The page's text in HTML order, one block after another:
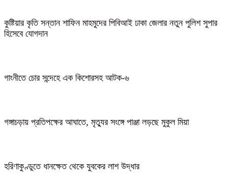
কুষ্টিয়ার কৃতি সন্তান শাফিন মাহমুদের পিবিআই ঢাকা জেলার নতুন পুলিশ সুপার
হিসেবে যোগদান
গাংনীতে চোর সন্দেহে এক কিশোরসহ আটক-৬
গঙ্গাচড়ায় প্রতিপক্ষের আঘাতে, মৃত্যুর সংঙ্গে পাঞ্জা লড়ছে মুকুল মিয়া
হরিণাকুণ্ডুতে ধানক্ষেত থেকে যুবকের লাশ উদ্ধার